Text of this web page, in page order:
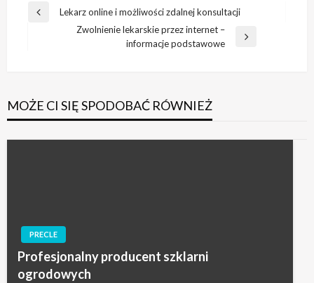
Nawigacja
Poprzedni
Lekarz online i możliwości zdalnej konsultacji
Zwolnienie lekarskie przez internet –
informacje podstawowe
MOŻE CI SIĘ SPODOBAĆ RÓWNIEŻ
PRECLE
Profesjonalny producent szklarni
ogrodowych